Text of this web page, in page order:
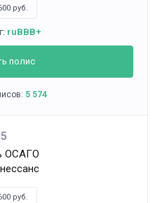
руб.
ruBBB+
полис
5 574
5
руб.